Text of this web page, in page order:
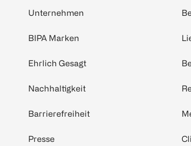
Unternehmen
BIPA Marken
Ehrlich Gesagt
Nachhaltigkeit
Barrierefreiheit
Presse